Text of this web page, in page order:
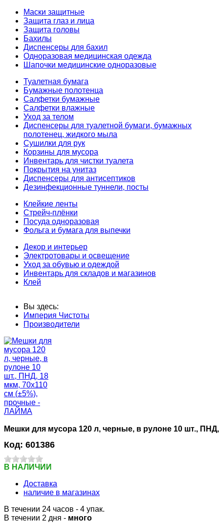
Маски защитные
Защита глаз и лица
Защита головы
Бахилы
Диспенсеры для бахил
Одноразовая медицинская одежда
Шапочки медицинские одноразовые
Туалетная бумага
Бумажные полотенца
Салфетки бумажные
Салфетки влажные
Уход за телом
Диспенсеры для туалетной бумаги, бумажных
полотенец, жидкого мыла
Сушилки для рук
Корзины для мусора
Инвентарь для чистки туалета
Покрытия на унитаз
Диспенсеры для антисептиков
Дезинфекционные туннели, посты
Клейкие ленты
Стрейч-плёнки
Посуда одноразовая
Фольга и бумага для выпечки
Декор и интерьер
Электротовары и освещение
Уход за обувью и одеждой
Инвентарь для складов и магазинов
Клей
Вы здесь:
Империя Чистоты
Производители
Мешки для мусора 120 л, черные, в рулоне 10 шт.,
Код: 601386
В НАЛИЧИИ
Доставка
наличие в магазинах
В течении 24 часов - 4 упак.
В течении 2 дня - много